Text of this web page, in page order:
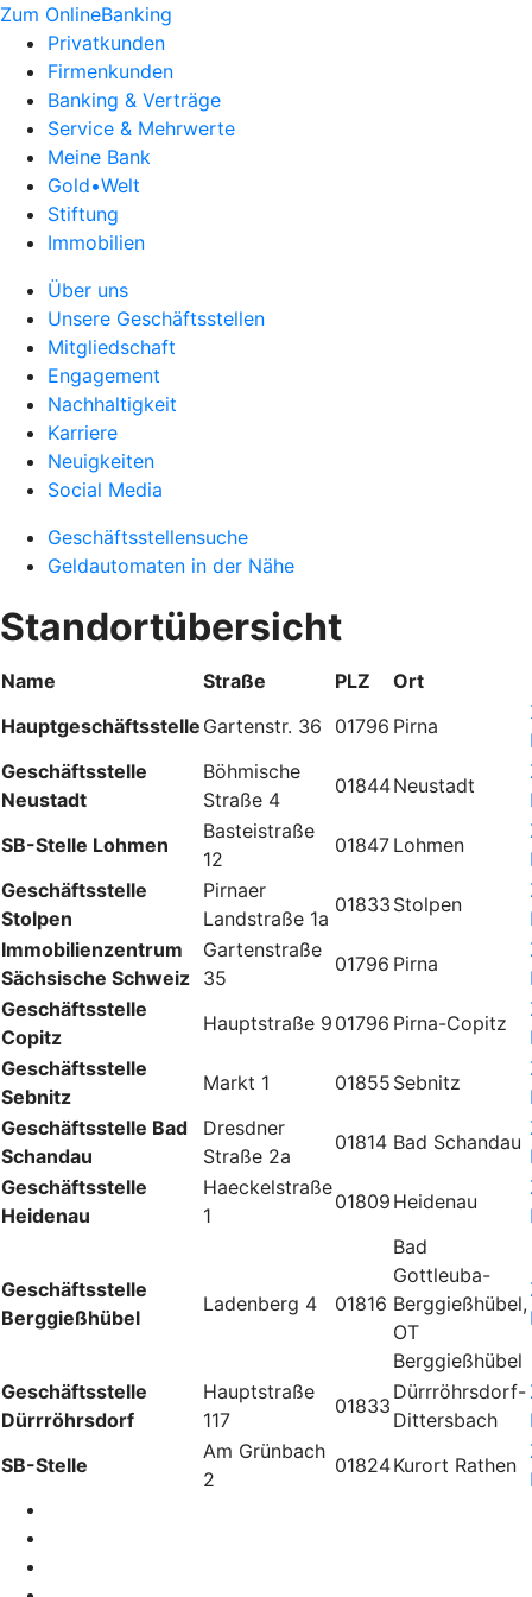
Zum OnlineBanking
Privatkunden
Firmenkunden
Banking & Verträge
Service & Mehrwerte
Meine Bank
Gold•Welt
Stiftung
Immobilien
Über uns
Unsere Geschäftsstellen
Mitgliedschaft
Engagement
Nachhaltigkeit
Karriere
Neuigkeiten
Social Media
Geschäftsstellensuche
Geldautomaten in der Nähe
Standortübersicht
Name Straße PLZ
Ort
Hauptgeschäftsstelle Gartenstr. 36 01796 Pirna
Geschäftsstelle
Neustadt
Böhmische
Straße 4
01844Neustadt
SB-Stelle Lohmen
Basteistraße
12
01847 Lohmen
Geschäftsstelle
Stolpen
Pirnaer
Landstraße 1a
01833 Stolpen
Immobilienzentrum
Sächsische Schweiz
Gartenstraße
35
01796 Pirna
Geschäftsstelle
Copitz
Hauptstraße 9 01796 Pirna-Copitz
Geschäftsstelle
Sebnitz
Markt 1 01855 Sebnitz
Geschäftsstelle Bad
Schandau
Dresdner
Straße 2a
01814 Bad Schandau
Geschäftsstelle
Heidenau
Haeckelstraße
1
01809 Heidenau
Geschäftsstelle
Berggießhübel
Ladenberg 4 01816
Bad
Gottleuba-
Berggießhübel,
OT
Berggießhübel
Geschäftsstelle
Dürrröhrsdorf
Hauptstraße
117
01833
Dürrröhrsdorf-
Dittersbach
SB-Stelle
Am Grünbach
2
01824Kurort Rathen